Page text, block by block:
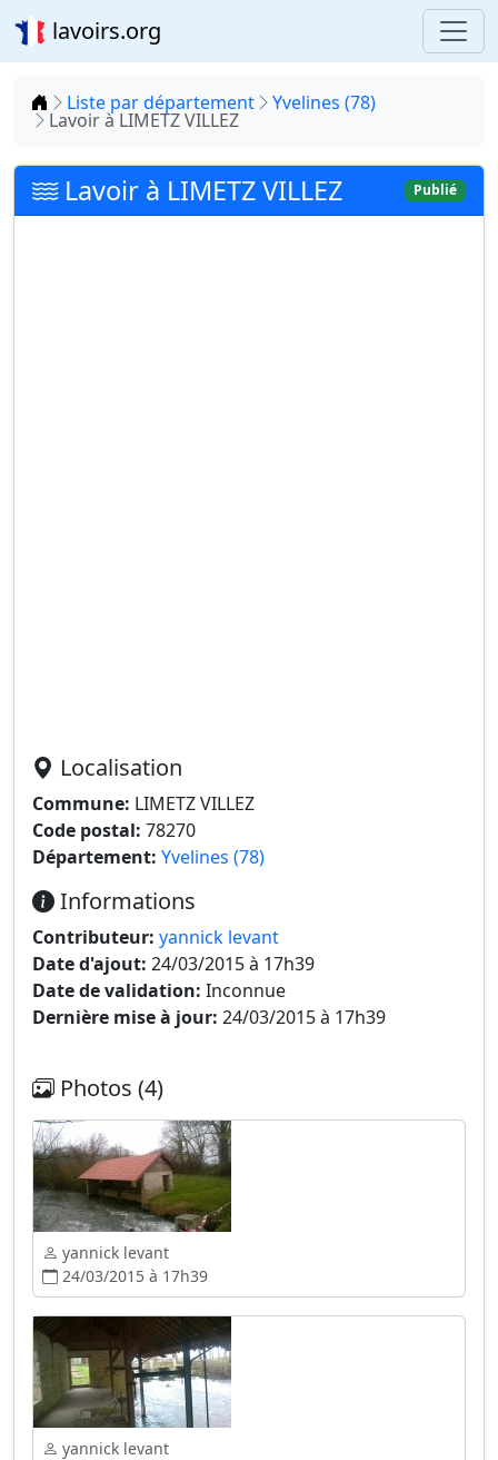
lavoirs.org
Accueil
Liste par département Yvelines (78)
Lavoir à LIMETZ VILLEZ
Lavoir à LIMETZ VILLEZ Publié
Localisation
Commune: LIMETZ VILLEZ
Code postal: 78270
Département: Yvelines (78)
Informations
Contributeur: yannick levant
Date d'ajout: 24/03/2015 à 17h39
Date de validation: Inconnue
Dernière mise à jour: 24/03/2015 à 17h39
Photos (4)
yannick levant
24/03/2015 à 17h39
yannick levant